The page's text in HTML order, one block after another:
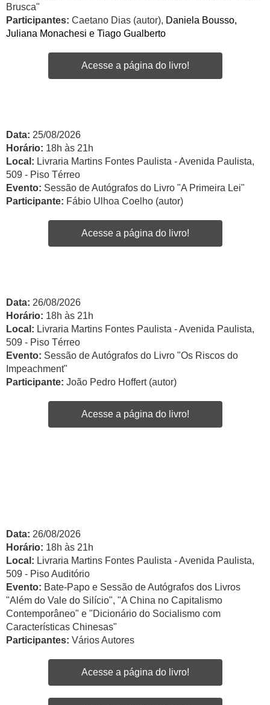
Brusca"
Participantes: Caetano Dias (autor), Daniela Bousso,
Juliana Monachesi e Tiago Gualberto
Acesse a página do livro!
Data: 25/08/2026
Horário: 18h às 21h
Local: Livraria Martins Fontes Paulista - Avenida Paulista,
509 - Piso Térreo
Evento: Sessão de Autógrafos do Livro "A Primeira Lei"
Participante: Fábio Ulhoa Coelho (autor)
Acesse a página do livro!
Data: 26/08/2026
Horário: 18h às 21h
Local: Livraria Martins Fontes Paulista - Avenida Paulista,
509 - Piso Térreo
Evento: Sessão de Autógrafos do Livro "Os Riscos do
Impeachment"
Participante: João Pedro Hoffert (autor)
Acesse a página do livro!
Data: 26/08/2026
Horário: 18h às 21h
Local: Livraria Martins Fontes Paulista - Avenida Paulista,
509 - Piso Auditório
Evento: Bate-Papo e Sessão de Autógrafos dos Livros
"Além do Vale do Silício", "A China no Capitalismo
Contemporâneo" e "Dicionário do Socialismo com
Características Chinesas"
Participantes: Vários Autores
Acesse a página do livro!